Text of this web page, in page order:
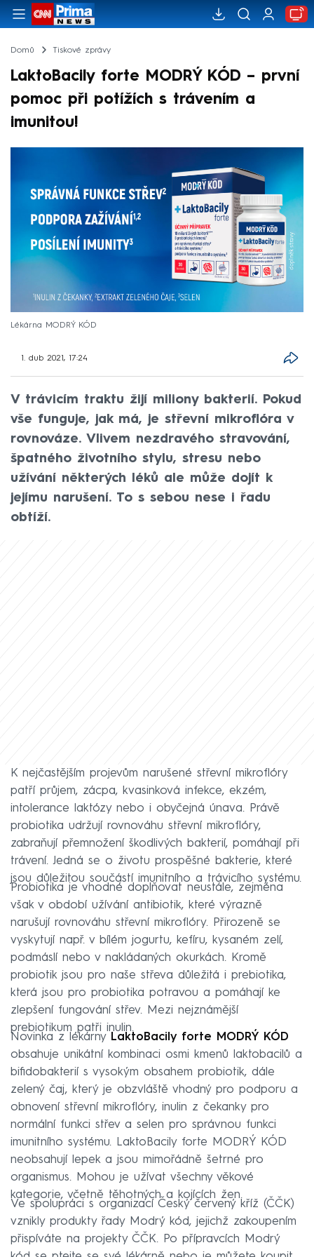
Domů Tiskové zprávy
LaktoBacily forte MODRÝ KÓD – první
pomoc při potížích s trávením a
imunitou!
Lékárna MODRÝ KÓD
1. dub 2021, 17:24
V trávicím traktu žijí miliony bakterií. Pokud
vše funguje, jak má, je střevní mikroflóra v
rovnováze. Vlivem nezdravého stravování,
špatného životního stylu, stresu nebo
užívání některých léků ale může dojít k
jejímu narušení. To s sebou nese i řadu
obtíží.
K nejčastějším projevům narušené střevní mikroflóry
patří průjem, zácpa, kvasinková infekce, ekzém,
intolerance laktózy nebo i obyčejná únava. Právě
probiotika udržují rovnováhu střevní mikroflóry,
zabraňují přemnožení škodlivých bakterií, pomáhají při
trávení. Jedná se o životu prospěšné bakterie, které
jsou důležitou součástí imunitního a trávicího systému.
Probiotika je vhodné doplňovat neustále, zejména
však v období užívání antibiotik, které výrazně
narušují rovnováhu střevní mikroflóry. Přirozeně se
vyskytují např. v bílém jogurtu, kefíru, kysaném zelí,
podmáslí nebo v nakládaných okurkách. Kromě
probiotik jsou pro naše střeva důležitá i prebiotika,
která jsou pro probiotika potravou a pomáhají ke
zlepšení fungování střev. Mezi nejznámější
prebiotikum patři inulin.
Novinka z lékárny LaktoBacily forte MODRÝ KÓD
obsahuje unikátní kombinaci osmi kmenů laktobacilů a
bifidobakterií s vysokým obsahem probiotik, dále
zelený čaj, který je obzvláště vhodný pro podporu a
obnovení střevní mikroflóry, inulin z čekanky pro
normální funkci střev a selen pro správnou funkci
imunitního systému. LaktoBacily forte MODRÝ KÓD
neobsahují lepek a jsou mimořádně šetrné pro
organismus. Mohou je užívat všechny věkové
kategorie, včetně těhotných a kojících žen.
Ve spolupráci s organizací Český červený kříž (ČČK)
vznikly produkty řady Modrý kód, jejichž zakoupením
přispíváte na projekty ČČK. Po přípravcích Modrý